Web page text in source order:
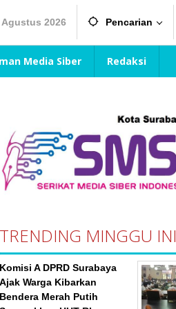
2026 Pencarian
Media Siber Redaksi
TRENDING MINGGU INI
Komisi A DPRD Surabaya
Ajak Warga Kibarkan
Bendera Merah Putih